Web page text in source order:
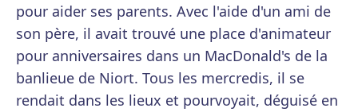
pour aider ses parents. Avec l'aide d'un ami de
son père, il avait trouvé une place d'animateur
pour anniversaires dans un MacDonald's de la
banlieue de Niort. Tous les mercredis, il se
rendait dans les lieux et pourvoyait, déguisé en